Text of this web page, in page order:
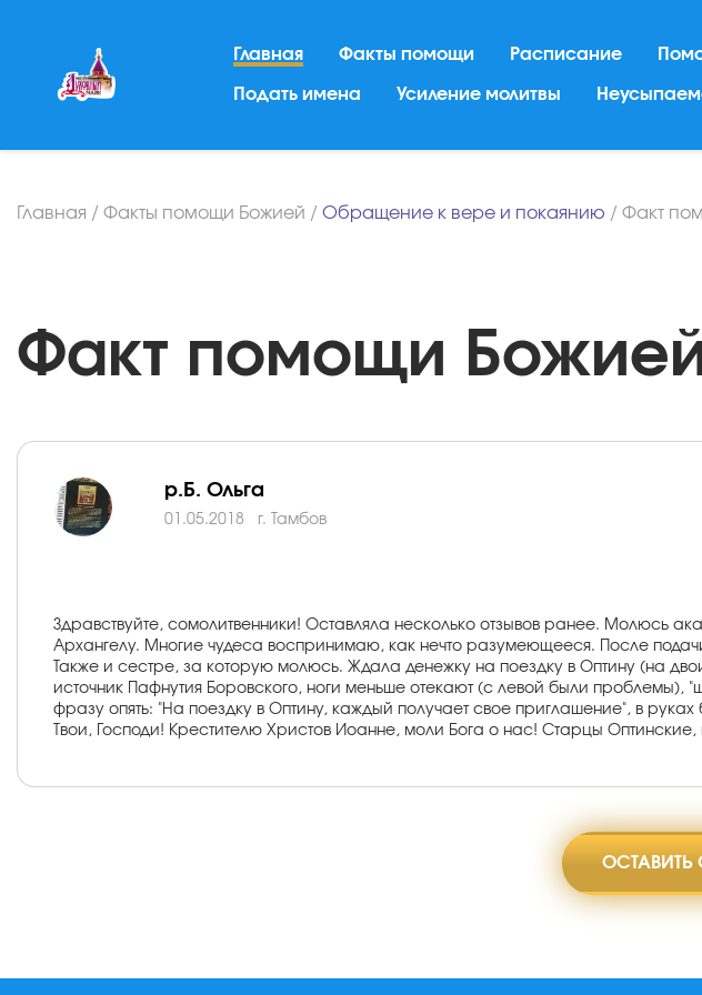
Главная Факты помощи Расписание
Подать имена Усиление молитвы
Главная / Факты помощи Божией / Обращение к вере и покаянию / Факт
Факт помощи Божией
р.Б. Ольга
01.05.2018 г. Тамбов
Здравствуйте, сомолитвенники! Оставляла несколько отзывов ранее. Молюсь
Архангелу. Многие чудеса воспринимаю, как нечто разумеющееся. После
Также и сестре, за которую молюсь. Ждала денежку на поездку в Оптину (на
источник Пафнутия Боровского, ноги меньше отекают (с левой были
фразу опять: "На поездку в Оптину, каждый получает свое приглашение", в
Твои, Господи! Крестителю Христов Иоанне, моли Бога о нас! Старцы